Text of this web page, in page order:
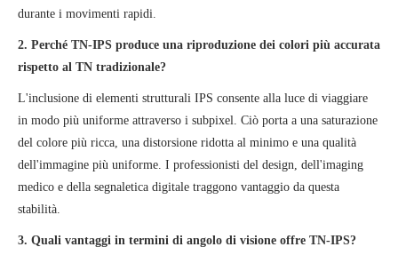
durante i movimenti rapidi.
2. Perché TN-IPS produce una riproduzione dei colori più accurata
rispetto al TN tradizionale?
L'inclusione di elementi strutturali IPS consente alla luce di viaggiare
in modo più uniforme attraverso i subpixel. Ciò porta a una saturazione
del colore più ricca, una distorsione ridotta al minimo e una qualità
dell'immagine più uniforme. I professionisti del design, dell'imaging
medico e della segnaletica digitale traggono vantaggio da questa
stabilità.
3. Quali vantaggi in termini di angolo di visione offre TN-IPS?